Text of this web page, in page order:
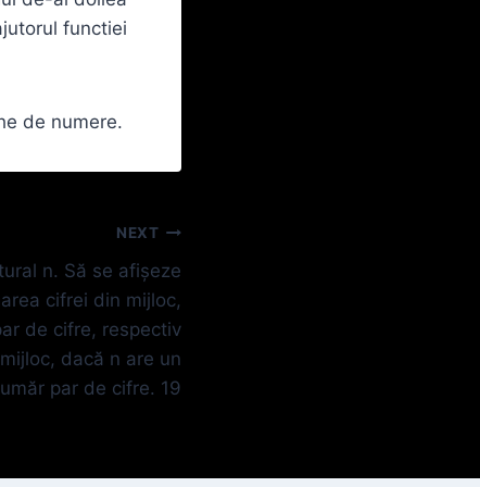
functiei
de numere.
NEXT
n. Să se afişeze
cifrei din mijloc,
de cifre, respectiv
dacă n are un
par de cifre. 19